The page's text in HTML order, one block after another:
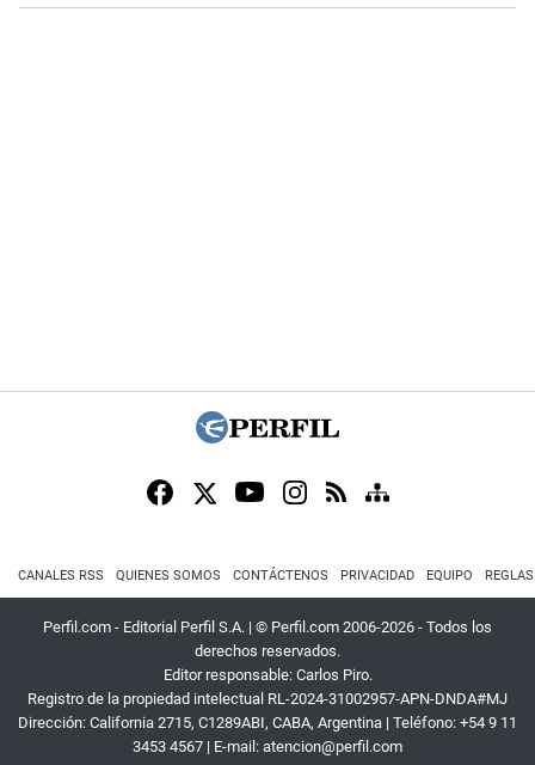
CANALES RSS QUIENES SOMOS CONTÁCTENOS PRIVACIDAD EQUIPO
Perfil.com - Editorial Perfil S.A. | © Perfil.com 2006-2026 - Todos los
derechos reservados.
Editor responsable: Carlos Piro.
Registro de la propiedad intelectual RL-2024-31002957-APN-DNDA#MJ
Dirección: California 2715, C1289ABI, CABA, Argentina | Teléfono: +54 9 11
3453 4567 | E-mail: atencion@perfil.com